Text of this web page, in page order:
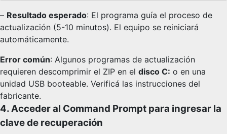
– Resultado esperado: El programa guía el proceso de
actualización (5-10 minutos). El equipo se reiniciará
automáticamente.
Error común: Algunos programas de actualización
requieren descomprimir el ZIP en el disco C: o en una
unidad USB booteable. Verificá las instrucciones del
fabricante.
4. Acceder al Command Prompt para ingresar la
clave de recuperación